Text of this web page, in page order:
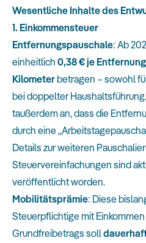
Wesentliche Inhalte des
1. Einkommensteuer
Entfernungspauschale: Ab
einheitlich 0,38 € je
Kilometerbetragen – sowohl
bei doppelter
taußerdem an, dass die
durch eine
Details zur weiteren
Steuervereinfachungen sind
veröffentlicht worden.
Mobilitätsprämie: Diese
Steuerpflichtige mit
Grundfreibetrags soll